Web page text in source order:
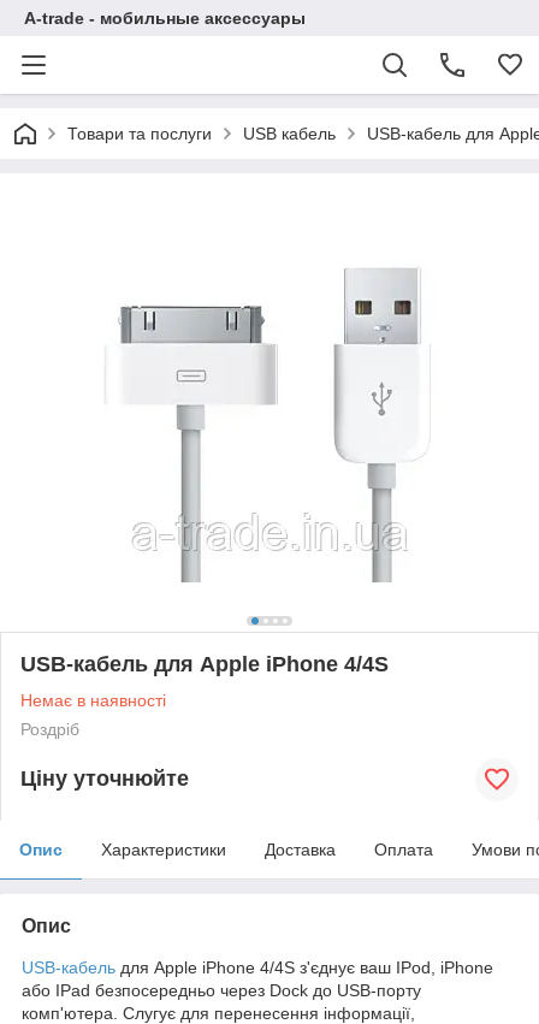
A-trade - мобильные аксессуары
Товари та послуги USB кабель USB-кабель для
USB-кабель для Apple iPhone 4/4S
Немає в наявності
Роздріб
Ціну уточнюйте
Опис Характеристики Доставка Оплата Умови
Опис
USB-кабель для Apple iPhone 4/4S з'єднує ваш IPod, iPhone
або IPad безпосередньо через Dock до USB-порту
комп'ютера. Слугує для перенесення інформації,